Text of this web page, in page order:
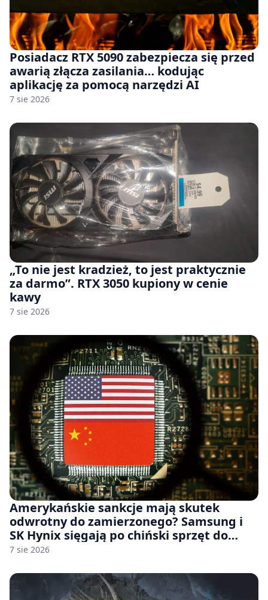
Posiadacz RTX 5090 zabezpiecza się przed
awarią złącza zasilania… kodując
aplikację za pomocą narzędzi AI
7 sie 2026
„To nie jest kradzież, to jest praktycznie
za darmo”. RTX 3050 kupiony w cenie
kawy
7 sie 2026
Amerykańskie sankcje mają skutek
odwrotny do zamierzonego? Samsung i
SK Hynix sięgają po chiński sprzęt do
fabryk chipów
7 sie 2026